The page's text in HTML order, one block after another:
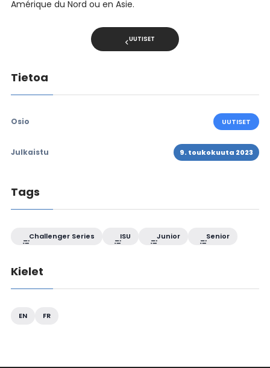
Amérique du Nord ou en Asie.
UUTISET
Tietoa
Osio UUTISET
Julkaistu 9. toukokuuta 2023
Tags
Challenger Series ISU Junior Senior
Kielet
EN FR